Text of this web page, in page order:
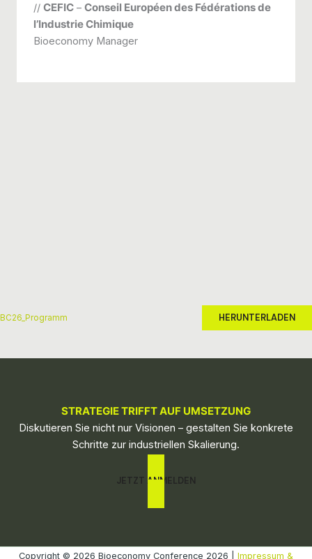
// CEFIC – Conseil Européen des Fédérations de
l’Industrie Chimique
Bioeconomy Manager
BC26_Programm HERUNTERLADEN
STRATEGIE TRIFFT AUF UMSETZUNG
Diskutieren Sie nicht nur Visionen – gestalten Sie konkrete
Schritte zur industriellen Skalierung.
JETZT ANMELDEN
Copyright © 2026 Bioeconomy Conference 2026 | Impressum &